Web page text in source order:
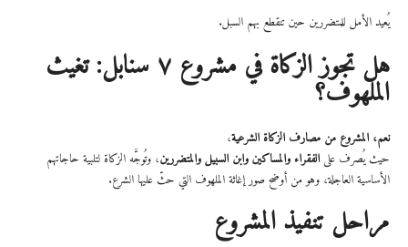
يُعيد الأمل للمتضررين حين تنقطع بهم السبل.
هل تجوز الزكاة في مشروع ٧ سنابل: تغيث
الملهوف؟
نعم، المشروع من مصارف الزكاة الشرعية،
حيث يُصرف على الفقراء والمساكين وابن السبيل والمتضررين، وتُوجَّه الزكاة لتلبية حاجاتهم
الأساسية العاجلة، وهو من أوضح صور إغاثة الملهوف التي حثّ عليها الشرع.
مراحل تنفيذ المشروع